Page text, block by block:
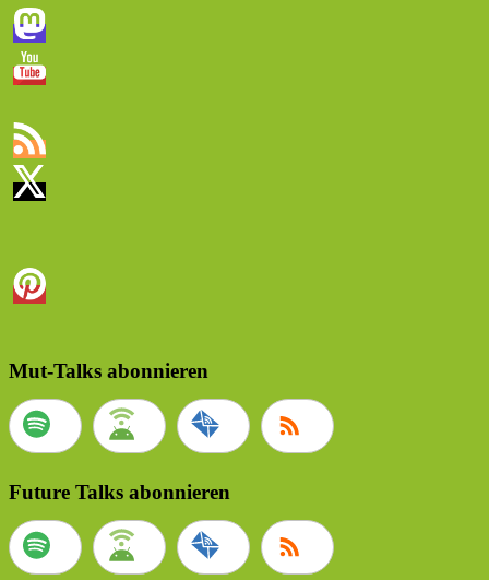
Mut-Talks abonnieren
Future Talks abonnieren